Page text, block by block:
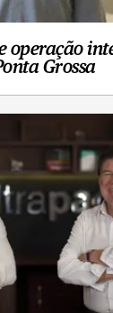
operação
Grossa